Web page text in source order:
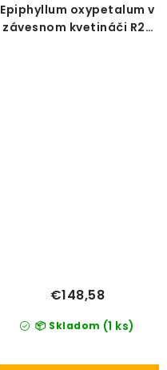
Epiphyllum oxypetalum v
závesnom kvetináči R25
📦 Skladom (1 ks)
€148,58